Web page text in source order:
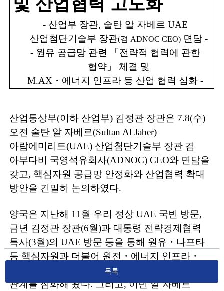
- 산업부 장관, 술탄 알 자베르 UAE
산업첨단기술부 장관(겸 ADNOC CEO) 면담-
- 원유 공급망 관련 「 전략적 협력에 관한
협약 」체결 및
M.AX ・ 에너지 인프라 등 산업 협력 심화 -
산업통상부(이하 산업부) 김정관 장관은 7.8(수)
오전 술탄 알 자베르(Sultan Al Jaber)
아랍에미리트(UAE) 산업첨단기술부 장관 겸
아부다비 국영석유회사(ADNOC) CEO와 면담을
갖고, 핵심자원 공급망 안정화와 산업협력 확대
방안을 긴밀히 논의하였다.
양국은 지난해 11 월 우리 정상 UAE 국빈 방문,
금년 김정관 장관(6월)과 대통령 전략경제협력
특사(3월)의 UAE 방문 등을 통해 원유 ・ 나프타
등 핵심자원과 더불어 원전 ・ 에너지 인프라・
첨단산업 등 다양한 분야에서의
관계를 심화해 왔다.그리고,이번알 자베르
목록